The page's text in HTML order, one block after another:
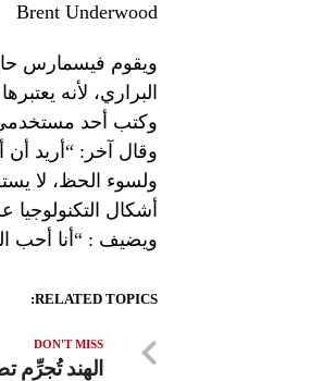
Brent Underwood
ويقوم فيسمارس
البراري، لأنه
وكتب أحد
وقال آخر: “أريد
ولسوء الحظ، لا
أشكال
ويضيف : “أنا أحب
RELATED TOPICS:
DON'T MISS
الهند تُجرِّم